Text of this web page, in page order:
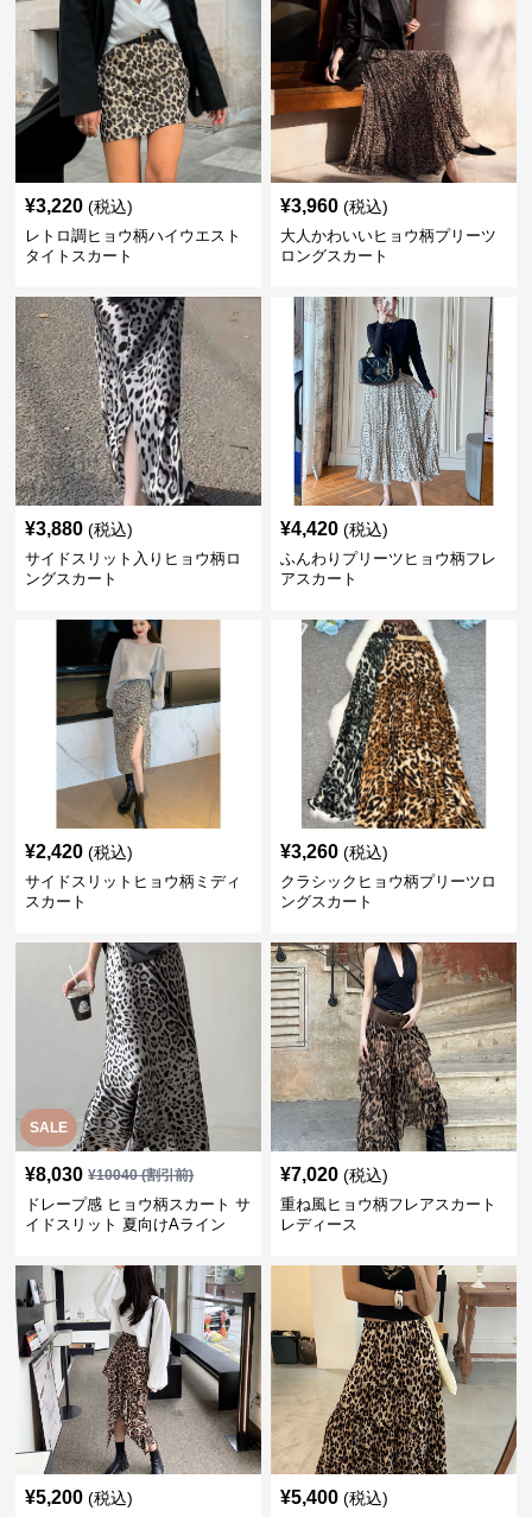
¥3,220 (税込)
レトロ調ヒョウ柄ハイウエスト
タイトスカート
¥3,960 (税込)
大人かわいいヒョウ柄プリーツ
ロングスカート
¥3,880 (税込)
サイドスリット入りヒョウ柄ロ
ングスカート
¥4,420 (税込)
ふんわりプリーツヒョウ柄フレ
アスカート
¥2,420 (税込)
サイドスリットヒョウ柄ミディ
スカート
¥3,260 (税込)
クラシックヒョウ柄プリーツロ
ングスカート
SALE
¥8,030 ¥10040(割引前)
ドレープ感 ヒョウ柄スカート サ
イドスリット 夏向けAライン
¥7,020 (税込)
重ね風ヒョウ柄フレアスカート
レディース
¥5,200 (税込) ¥5,400 (税込)